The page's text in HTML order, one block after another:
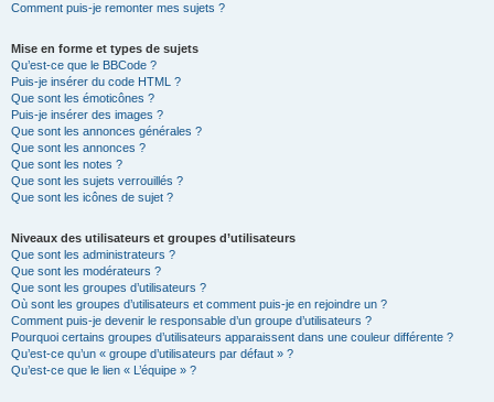
Comment puis-je remonter mes sujets ?
Mise en forme et types de sujets
Qu’est-ce que le BBCode ?
Puis-je insérer du code HTML ?
Que sont les émoticônes ?
Puis-je insérer des images ?
Que sont les annonces générales ?
Que sont les annonces ?
Que sont les notes ?
Que sont les sujets verrouillés ?
Que sont les icônes de sujet ?
Niveaux des utilisateurs et groupes d’utilisateurs
Que sont les administrateurs ?
Que sont les modérateurs ?
Que sont les groupes d’utilisateurs ?
Où sont les groupes d’utilisateurs et comment puis-je en rejoindre un ?
Comment puis-je devenir le responsable d’un groupe d’utilisateurs ?
Pourquoi certains groupes d’utilisateurs apparaissent dans une couleur différente ?
Qu’est-ce qu’un « groupe d’utilisateurs par défaut » ?
Qu’est-ce que le lien « L’équipe » ?